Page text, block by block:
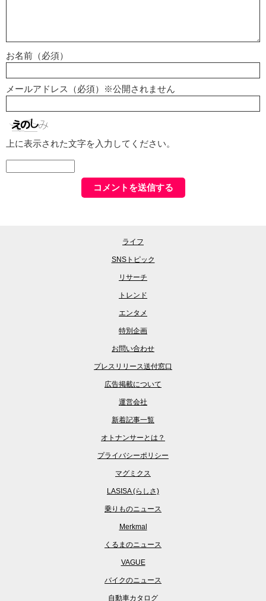
お名前（必須）
メールアドレス（必須）※公開されません
上に表示された文字を入力してください。
ライフ
SNSトピック
リサーチ
トレンド
エンタメ
特別企画
お問い合わせ
プレスリリース送付窓口
広告掲載について
運営会社
新着記事一覧
オトナンサーとは？
プライバシーポリシー
マグミクス
LASISA (らしさ)
乗りものニュース
Merkmal
くるまのニュース
VAGUE
バイクのニュース
自動車カタログ